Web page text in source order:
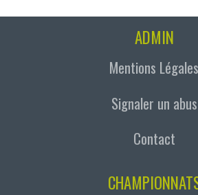
ADMIN
Mentions Légales
Signaler un abus
Contact